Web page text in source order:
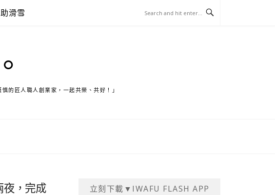
滑雪
的匠人職人創業家，一起共榮、共好！」
夜，完成
立刻下載▼IWAFU FLASH APP